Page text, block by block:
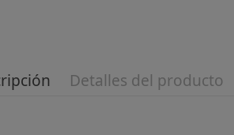
Detalles del producto